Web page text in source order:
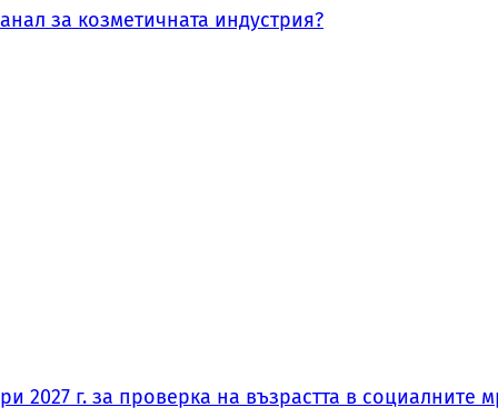
за козметичната индустрия?
2027 г. за проверка на възрастта в социалните